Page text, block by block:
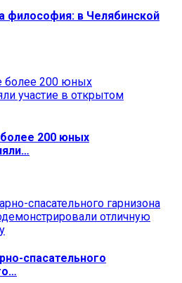
философия: в Челябинской
200 юных
спасательного